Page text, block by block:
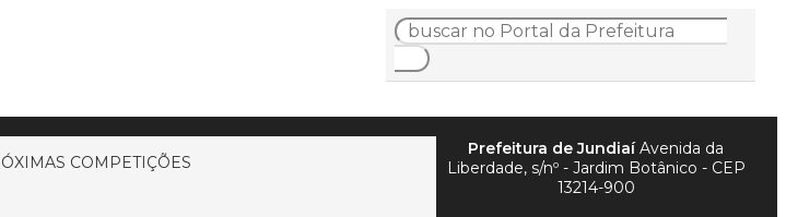
COMPETIÇÕES
Prefeitura de JundiaíAvenida da
Liberdade, s/nº - Jardim Botânico - CEP
13214-900